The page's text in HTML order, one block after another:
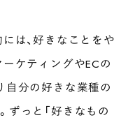
は、好きなことをや
ケティングやECの
自分の好きな業種の
ずっと「好きなもの